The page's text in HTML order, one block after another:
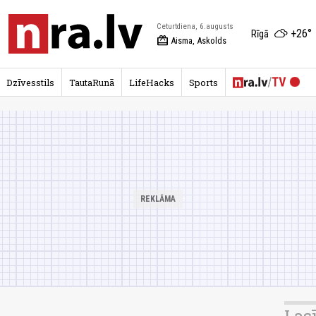
Ceturtdiena, 6.augusts
redeem Aisma, Askolds
Rīgā +26°
Dzīvesstils TautaRunā LifeHacks Sports